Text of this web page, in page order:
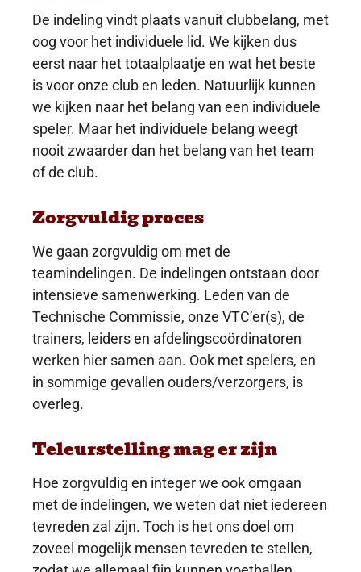
De indeling vindt plaats vanuit clubbelang, met
oog voor het individuele lid. We kijken dus
eerst naar het totaalplaatje en wat het beste
is voor onze club en leden. Natuurlijk kunnen
we kijken naar het belang van een individuele
speler. Maar het individuele belang weegt
nooit zwaarder dan het belang van het team
of de club.
Zorgvuldig proces
We gaan zorgvuldig om met de
teamindelingen. De indelingen ontstaan door
intensieve samenwerking. Leden van de
Technische Commissie, onze VTC’er(s), de
trainers, leiders en afdelingscoördinatoren
werken hier samen aan. Ook met spelers, en
in sommige gevallen ouders/verzorgers, is
overleg.
Teleurstelling mag er zijn
Hoe zorgvuldig en integer we ook omgaan
met de indelingen, we weten dat niet iedereen
tevreden zal zijn. Toch is het ons doel om
zoveel mogelijk mensen tevreden te stellen,